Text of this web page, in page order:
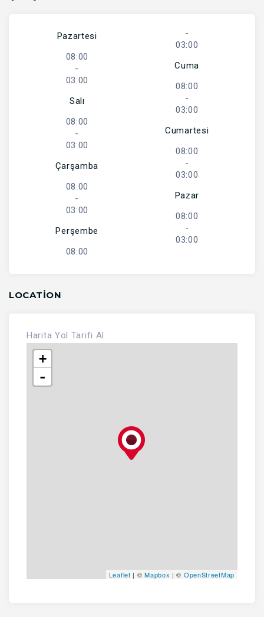
Pazartesi
08:00
-
03:00
Salı
08:00
-
03:00
Çarşamba
08:00
-
03:00
Perşembe
08:00
-
03:00
Cuma
08:00
-
03:00
Cumartesi
08:00
-
03:00
Pazar
08:00
-
03:00
LOCATION
Harita Yol Tarifi Al
+
-
Leaflet | ©Mapbox | © OpenStreetMap